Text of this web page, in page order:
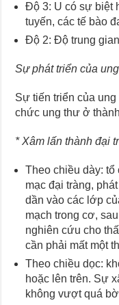
Độ 3: U có sự biệt
tuyến, các tế bào
Độ 2: Độ trung
Sự phát triển của
Sự tiến triển của
chức ung thư ở
* Xâm lấn thành đại
Theo chiều dày:
mạc đại tràng,
dần vào các lớp
mạch trong cơ,
nghiên cứu cho
cần phải mất một
Theo chiều dọc:
hoặc lên trên. Sự
không vượt quá